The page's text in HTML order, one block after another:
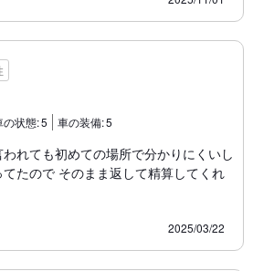
の状態:5 車の装備:5
れても初めての場所で分かりにくいし
たので そのまま返して精算してくれ
2025/03/22